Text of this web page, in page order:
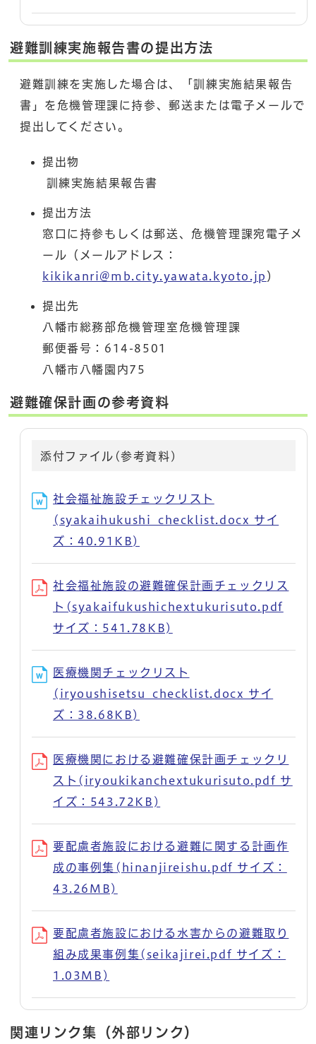
避難訓練実施報告書の提出方法
避難訓練を実施した場合は、「訓練実施結果報告
書」を危機管理課に持参、郵送または電子メールで
提出してください。
提出物
訓練実施結果報告書
提出方法
窓口に持参もしくは郵送、危機管理課宛電子メ
ール（メールアドレス：
kikikanri@mb.city.yawata.kyoto.jp ）
提出先
八幡市総務部危機管理室危機管理課
郵便番号：614-8501
八幡市八幡園内75
避難確保計画の参考資料
添付ファイル(参考資料)
社会福祉施設チェックリスト
(syakaihukushi_checklist.docx サイ
ズ：40.91KB)
社会福祉施設の避難確保計画チェックリス
ト(syakaifukushichextukurisuto.pdf
サイズ：541.78KB)
医療機関チェックリスト
(iryoushisetsu_checklist.docx サイ
ズ：38.68KB)
医療機関における避難確保計画チェックリ
スト(iryoukikanchextukurisuto.pdf サ
イズ：543.72KB)
要配慮者施設における避難に関する計画作
成の事例集(hinanjireishu.pdf サイズ：
43.26MB)
要配慮者施設における水害からの避難取り
組み成果事例集(seikajirei.pdf サイズ：
1.03MB)
関連リンク集（外部リンク）